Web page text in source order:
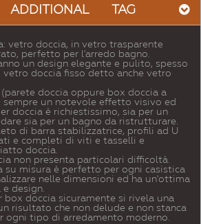
ADDITIONAL TAG
vetro doccia, in vetro trasparente
perfetto per l'arredo bagno.
un design elegante e pulito, spesso
doccia fisso detto anche vetro
doccia oppure box doccia a
sempre un notevole effetto visivo ed
doccia è richiestissimo, sia per un
sia per un bagno da ristrutturare.
di barra stabilizzatrice, profili ad U
e completi di viti e tasselli e
doccia.
non presenta particolari difficoltà.
su misura è perfetto per ogni casistica
nelle dimensioni ed ha un'ottima
design.
box doccia sicuramente si rivela una
risultato che non delude e non stanca
ogni tipo di arredamento moderno.